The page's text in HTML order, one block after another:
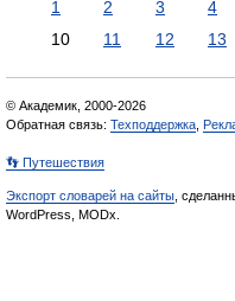
1 2 3 4
10
11 12 13
© Академик, 2000-2026
Обратная связь: Техподдержка
👣 Путешествия
Экспорт словарей на сайты ,
WordPress, MODx.